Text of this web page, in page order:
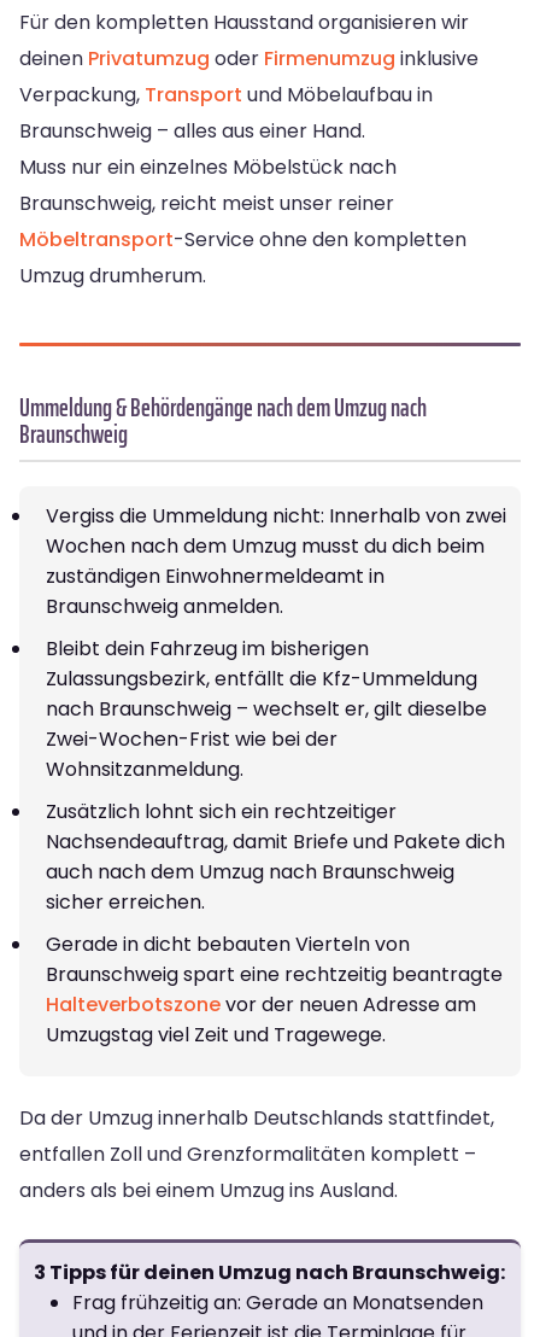
Für den kompletten Hausstand organisieren wir
deinen Privatumzug oder Firmenumzug inklusive
Verpackung, Transport und Möbelaufbau in
Braunschweig – alles aus einer Hand.
Muss nur ein einzelnes Möbelstück nach
Braunschweig, reicht meist unser reiner
Möbeltransport-Service ohne den kompletten
Umzug drumherum.
Ummeldung & Behördengänge nach dem Umzug nach
Braunschweig
Vergiss die Ummeldung nicht: Innerhalb von zwei
Wochen nach dem Umzug musst du dich beim
zuständigen Einwohnermeldeamt in
Braunschweig anmelden.
Bleibt dein Fahrzeug im bisherigen
Zulassungsbezirk, entfällt die Kfz-Ummeldung
nach Braunschweig – wechselt er, gilt dieselbe
Zwei-Wochen-Frist wie bei der
Wohnsitzanmeldung.
Zusätzlich lohnt sich ein rechtzeitiger
Nachsendeauftrag, damit Briefe und Pakete dich
auch nach dem Umzug nach Braunschweig
sicher erreichen.
Gerade in dicht bebauten Vierteln von
Braunschweig spart eine rechtzeitig beantragte
Halteverbotszonevor der neuen Adresse am
Umzugstag viel Zeit und Tragewege.
Da der Umzug innerhalb Deutschlands stattfindet,
entfallen Zoll und Grenzformalitäten komplett –
anders als bei einem Umzug ins Ausland.
3 Tipps für deinen Umzug nach Braunschweig:
Frag frühzeitig an: Gerade an Monatsenden